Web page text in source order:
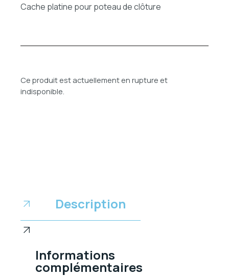
Cache platine pour poteau de clôture
Ce produit est actuellement en rupture et
indisponible.
Description
Informations
complémentaires